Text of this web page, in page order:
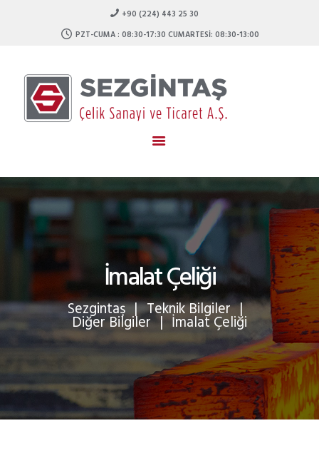
+90 (224) 443 25 30
PZT-CUMA : 08:30-17:30 CUMARTESI: 08:30-13:00
İmalat Çeliği
Sezgintaş Teknik Bilgiler
Diğer Bilgiler İmalat Çeliği
KURUMSAL
ÜRÜNLERIMIZ
TEKNIK BILGILER
İLETIŞIM